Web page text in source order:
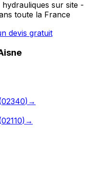
sur site -
toute la France
devis gratuit
02340) →
02110) →